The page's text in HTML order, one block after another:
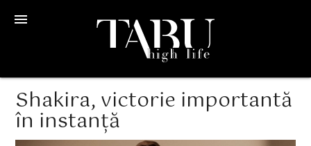
menu
Shakira, victorie importantă
în instanță